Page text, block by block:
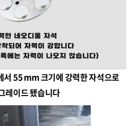
55 mm 크기에 강력한 자석으로
레이드 됐습니다